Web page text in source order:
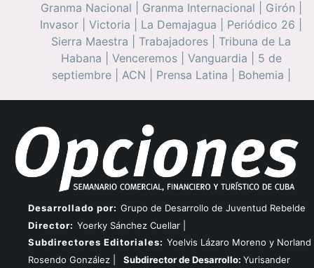
Granma Nacional
Granma Internacional Girón
Invasor
Victoria La Demajagua Periódico 26
Sierra Maestra
Trabajadores
Tribuna de La
Habana
Venceremos| Vanguardia
5 de
septiembre| ACN Prensa Latina Bohemia
Desarrollado por: Grupo de Desarrollo de Juventud Rebelde
Director: Yoerky Sánchez Cuellar |
Subdirectores Editoriales: Yoelvis Lázaro Moreno y Norland
Rosendo González |
Subdirector de Desarrollo: Yurisander